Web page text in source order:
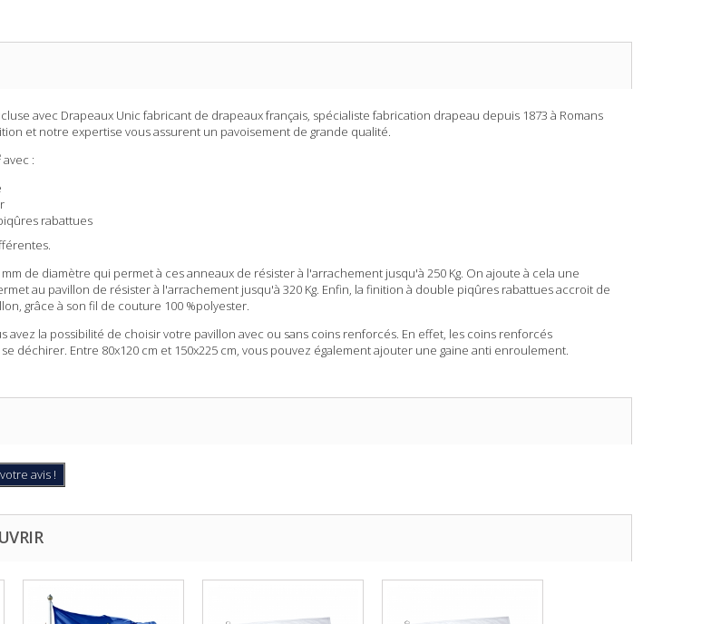
avec Drapeaux Unic fabricant de drapeaux français, spécialiste fabrication drapeau depuis 1873 à Romans
et notre expertise vous assurent un pavoisement de grande qualité.
avec :
rabattues
de diamètre qui permet à ces anneaux de résister à l'arrachement jusqu'à 250 Kg. On ajoute à cela une
au pavillon de résister à l'arrachement jusqu'à 320 Kg. Enfin, la finition à double piqûres rabattues accroit de
grâce à son fil de couture 100 %polyester.
avez la possibilité de choisir votre pavillon avec ou sans coins renforcés. En effet, les coins renforcés
déchirer. Entre 80x120 cm et 150x225 cm, vous pouvez également ajouter une gaine anti enroulement.
avis !